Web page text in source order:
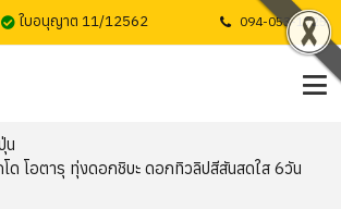
ใบอนุญาต 11/12562 094-053-1725
น
ด โอตารุ ทุ่งดอกชิบะ ดอกทิวลิปสีสันสดใส 6วัน